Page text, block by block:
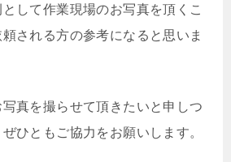
して作業現場のお写真を頂くこ
される方の参考になると思いま
真を撮らせて頂きたいと申しつ
ひともご協力をお願いします。